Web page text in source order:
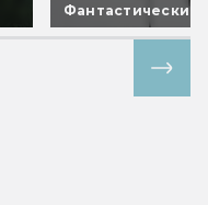
Фантастические